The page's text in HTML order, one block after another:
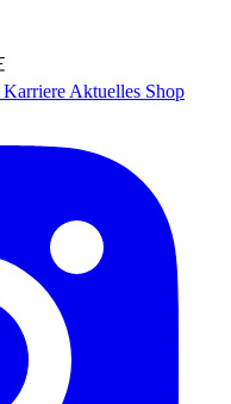
Karriere Aktuelles Shop